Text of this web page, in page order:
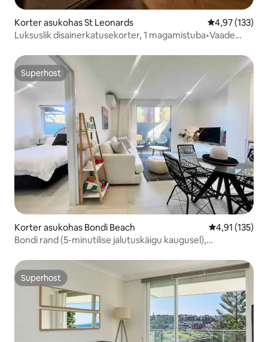
Korter asukohas St Leonards Keskmine
4,97 (133)
Luksuslik disainerkatusekorter, 1 magamistuba•Vaade
Superhost
Superhost
Korter asukohas Bondi Beach Keskmine
4,91 (135)
Bondi rand (5-minutilise jalutuskäigu kaugusel),
Superhost
Superhost